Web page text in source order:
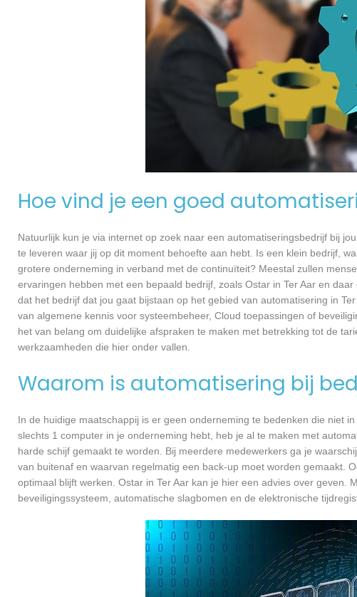
Hoe vind je een goed
Natuurlijk kun je via internet op zoek naar een automatiseringsbedrijf bij
te leveren waar jij op dit moment behoefte aan hebt. Is een klein bedrijf,
grotere onderneming in verband met de continuïteit? Meestal zullen
ervaringen hebben met een bepaald bedrijf, zoals Ostar in Ter Aar en
dat het bedrijf dat jou gaat bijstaan op het gebied van automatisering in
van algemene kennis voor systeembeheer, Cloud toepassingen of
het van belang om duidelijke afspraken te maken met betrekking tot de
werkzaamheden die hier onder vallen.
Waarom is automatisering bij
In de huidige maatschappij is er geen onderneming te bedenken die niet
slechts 1 computer in je onderneming hebt, heb je al te maken met
harde schijf gemaakt te worden. Bij meerdere medewerkers ga je
van buitenaf en waarvan regelmatig een back-up moet worden gemaakt.
optimaal blijft werken. Ostar in Ter Aar kan je hier een advies over
beveiligingssysteem, automatische slagbomen en de elektronische